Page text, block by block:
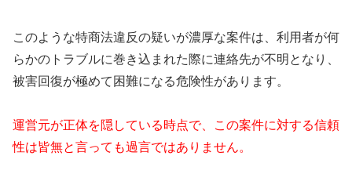
このような特商法違反の疑いが濃厚な案件は、利用者が何
らかのトラブルに巻き込まれた際に連絡先が不明となり、
被害回復が極めて困難になる危険性があります。
運営元が正体を隠している時点で、この案件に対する信頼
性は皆無と言っても過言ではありません。